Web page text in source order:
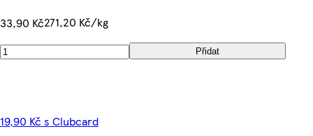
33,90 Kč271,20 Kč/kg
Přidat
19,90 Kč s Clubcard